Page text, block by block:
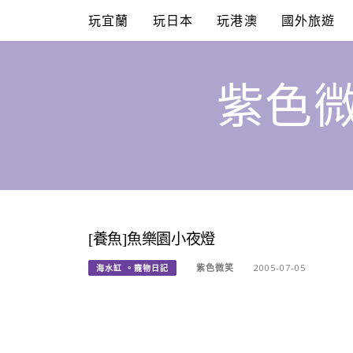
content
玩宜蘭 玩日本 玩港澳 國外旅遊
紫色
[養魚]魚樂園小夜燈
海水缸 。寵物日記 紫色微笑 2005-07-05